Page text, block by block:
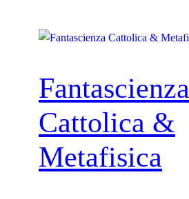
Fantascienza
Cattolica &
Metafisica